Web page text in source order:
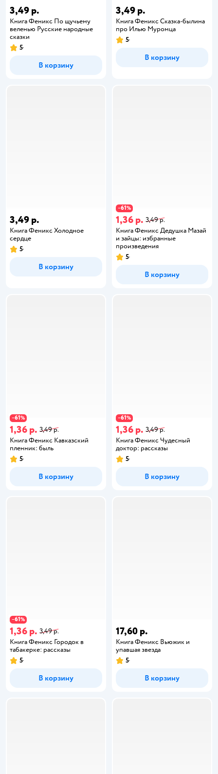
3,49 р.
Книга Феникс По щучьему
веленью Русские народные
сказки
5
В корзину
3,49 р.
Книга Феникс Сказка-былина
про Илью Муромца
5
В корзину
3,49 р.
Книга Феникс Холодное
сердце
5
В корзину
−61%
1,36 р. 3,49 р.
Книга Феникс Дедушка Мазай
и зайцы: избранные
произведения
5
В корзину
−61%
1,36 р. 3,49 р.
Книга Феникс Кавказский
пленник: быль
5
В корзину
−61%
1,36 р. 3,49 р.
Книга Феникс Чудесный
доктор: рассказы
5
В корзину
−61%
1,36 р. 3,49 р.
Книга Феникс Городок в
табакерке: рассказы
5
В корзину
17,60 р.
Книга Феникс Вьюжик и
упавшая звезда
5
В корзину